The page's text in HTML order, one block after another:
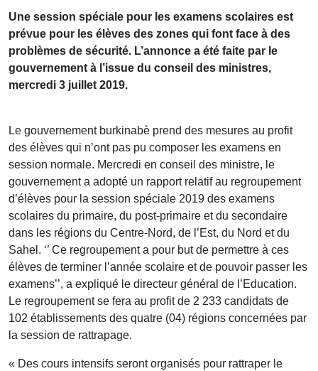
Une session spéciale pour les examens scolaires est
prévue pour les élèves des zones qui font face à des
problèmes de sécurité. L’annonce a été faite par le
gouvernement à l’issue du conseil des ministres,
mercredi 3 juillet 2019.
Le gouvernement burkinabè prend des mesures au profit
des élèves qui n’ont pas pu composer les examens en
session normale. Mercredi en conseil des ministre, le
gouvernement a adopté un rapport relatif au regroupement
d’élèves pour la session spéciale 2019 des examens
scolaires du primaire, du post-primaire et du secondaire
dans les régions du Centre-Nord, de l’Est, du Nord et du
Sahel. ‘’ Ce regroupement a pour but de permettre à ces
élèves de terminer l’année scolaire et de pouvoir passer les
examens’’, a expliqué le directeur général de l’Education.
Le regroupement se fera au profit de 2 233 candidats de
102 établissements des quatre (04) régions concernées par
la session de rattrapage.
« Des cours intensifs seront organisés pour rattraper le